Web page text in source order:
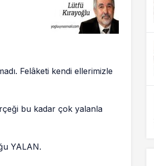
Felâketi kendi ellerimizle
bu kadar çok yalanla
YALAN.